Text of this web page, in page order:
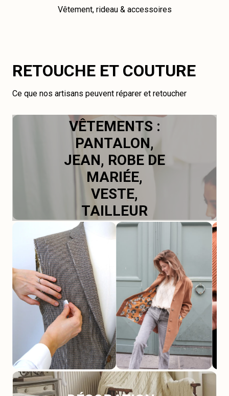
Vêtement, rideau & accessoires
RETOUCHE ET COUTURE
Ce que nos artisans peuvent réparer et retoucher
VÊTEMENTS :
PANTALON,
JEAN, ROBE DE
MARIÉE,
VESTE,
TAILLEUR